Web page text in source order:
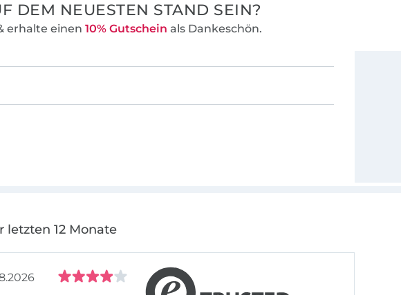
DEM NEUESTEN STAND SEIN?
erhalte einen 10% Gutschein als Dankeschön.
letzten 12 Monate